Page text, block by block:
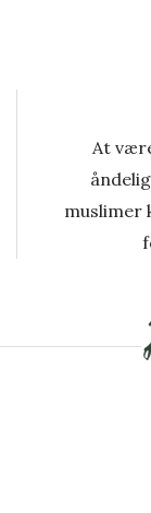
At
muslimer